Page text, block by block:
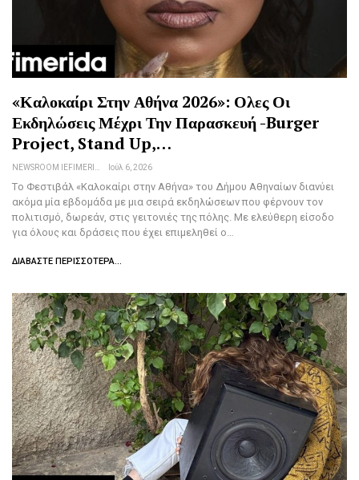
«Καλοκαίρι Στην Αθήνα 2026»: Ολες Οι
Εκδηλώσεις Μέχρι Την Παρασκευή -Burger
Project, Stand Up,…
Ιούλ 6, 2026
Tο Φεστιβάλ «Καλοκαίρι στην Αθήνα» του Δήμου Αθηναίων διανύει
ακόμα μία εβδομάδα με μια σειρά εκδηλώσεων που φέρνουν τον
πολιτισμό, δωρεάν, στις γειτονιές της πόλης. Με ελεύθερη είσοδο
για όλους και δράσεις που έχει επιμεληθεί ο…
ΔΙΑΒΆΣΤΕ ΠΕΡΙΣΣΌΤΕΡΑ...